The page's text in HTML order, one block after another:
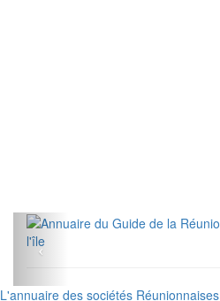
l'île
L'annuaire des sociétés Réunionnaises